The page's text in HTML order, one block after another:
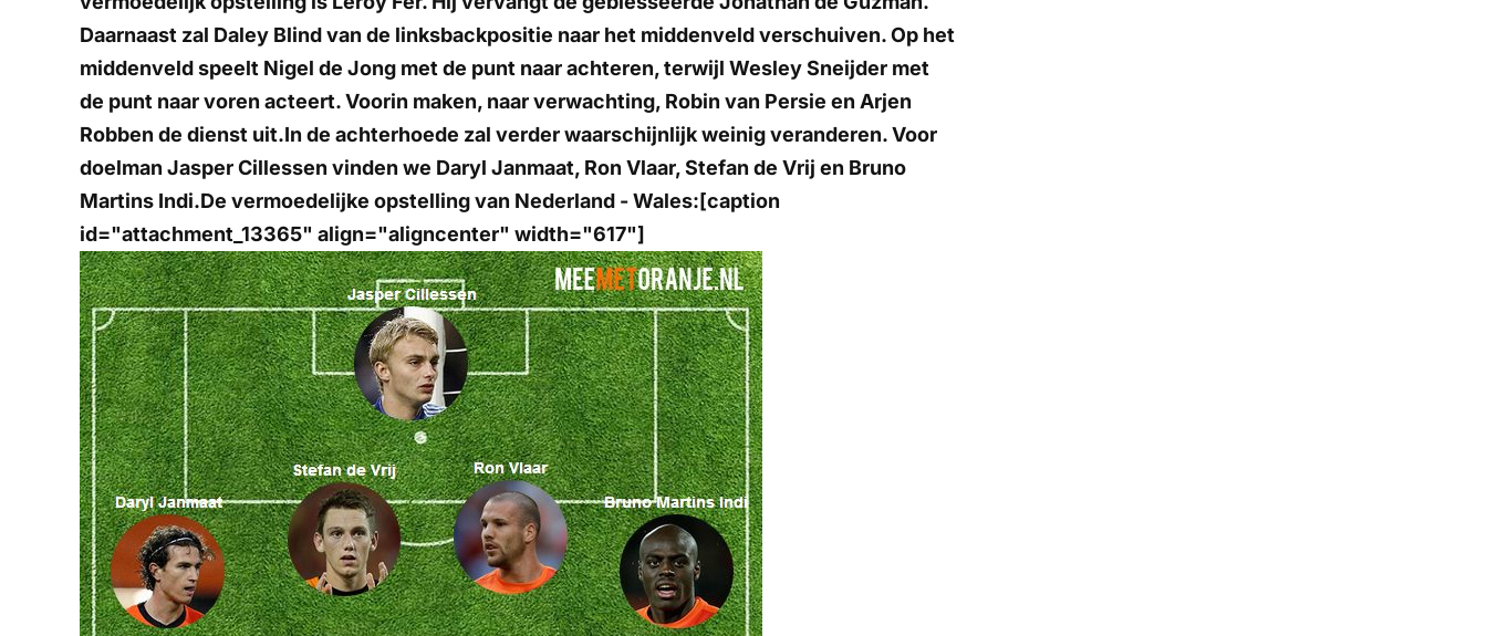
Daarnaast zal Daley Blind van de linksbackpositie naar het middenveld verschuiven. Op het
middenveld speelt Nigel de Jong met de punt naar achteren, terwijl Wesley Sneijder met
de punt naar voren acteert. Voorin maken, naar verwachting, Robin van Persie en Arjen
Robben de dienst uit.In de achterhoede zal verder waarschijnlijk weinig veranderen. Voor
doelman Jasper Cillessen vinden we Daryl Janmaat, Ron Vlaar, Stefan de Vrij en Bruno
Martins Indi.De vermoedelijke opstelling van Nederland - Wales:[caption
id="attachment_13365" align="aligncenter" width="617"]